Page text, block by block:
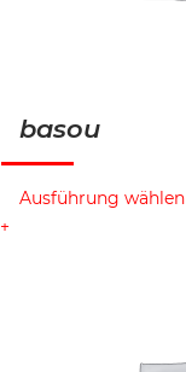
basou
Ausführung wählen